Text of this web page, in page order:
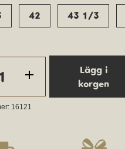
42 43 1/3
Lägg i
korgen
16121